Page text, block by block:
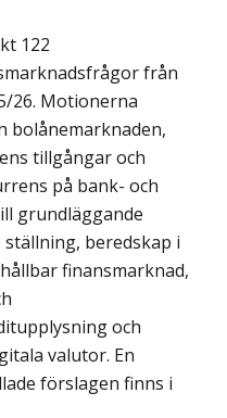
122
från
26. Motionerna
bolånemarknaden,
tillgångar och
på bank- och
grundläggande
beredskap i
finansmarknad,
och
valutor. En
förslagen finns i